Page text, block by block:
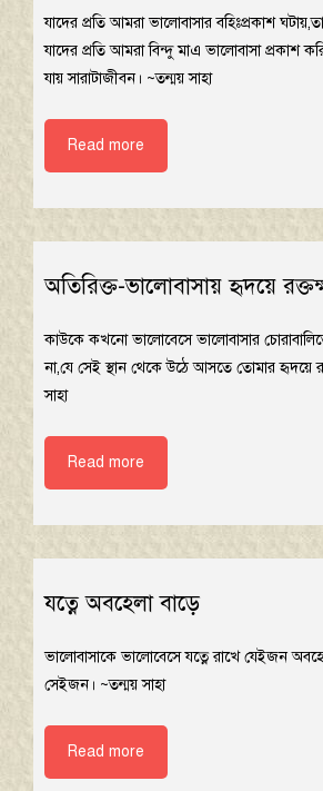
যাদের প্রতি আমরা ভালোবাসার বহিঃপ্রকাশ
যাদের প্রতি আমরা বিন্দু মাএ ভালোবাসা প্রকাশ
যায় সারাটাজীবন। ~তন্ময় সাহা
Read more
অতিরিক্ত-ভালোবাসায় হৃদয়ে
কাউকে কখনো ভালোবেসে ভালোবাসার
না,যে সেই স্থান থেকে উঠে আসতে তোমার হৃদয়ে
সাহা
Read more
যত্নে অবহেলা বাড়ে
ভালোবাসাকে ভালোবেসে যত্নে রাখে যেইজন
সেইজন। ~তন্ময় সাহা
Read more